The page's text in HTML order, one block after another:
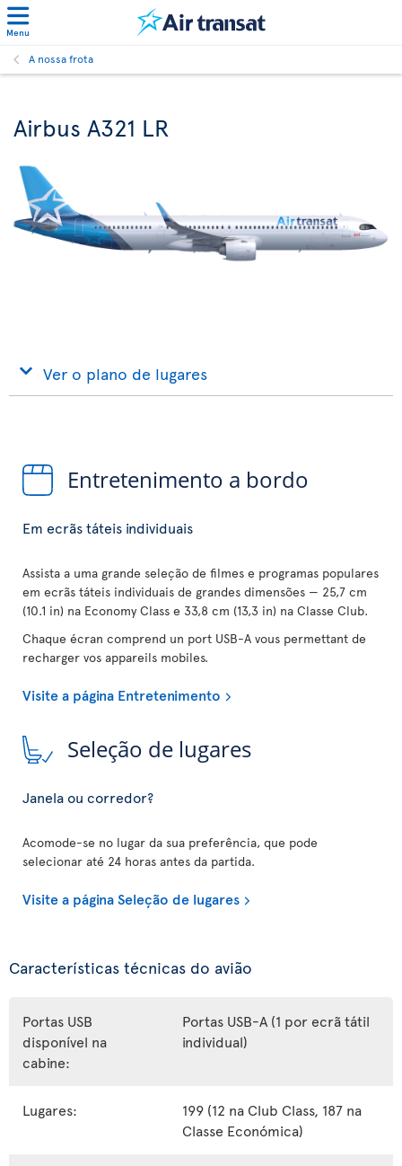
Menu
A nossa frota
Airbus A321 LR
Ver o plano de lugares
Entretenimento a bordo
Em ecrãs táteis individuais
Assista a uma grande seleção de filmes e programas populares
em ecrãs táteis individuais de grandes dimensões — 25,7 cm
(10.1 in) na Economy Class e 33,8 cm (13,3 in) na Classe Club.
Chaque écran comprend un port USB-A vous permettant de
recharger vos appareils mobiles.
Visite a página Entretenimento
Seleção de lugares
Janela ou corredor?
Acomode-se no lugar da sua preferência, que pode
selecionar até 24 horas antes da partida.
Visite a página Seleção de lugares
Características técnicas do avião
Portas USB
disponível na
cabine:
Portas USB-A (1 por ecrã tátil
individual)
Lugares:
199 (12 na Club Class, 187 na
Classe Económica)